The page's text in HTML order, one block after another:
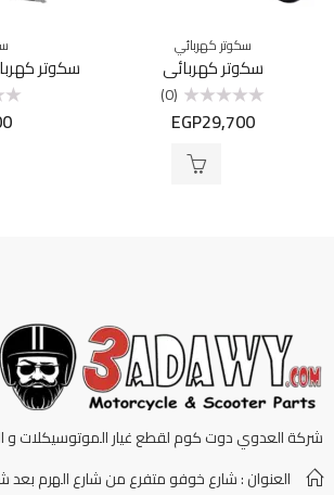
سكوتر كهربائي
سكوتر كهربائي
التقييم
(0)
EGP29,700
شركة العدوي دوت كوم لقطع غيار الموتوسيكلات و
العنوان : شارع خوفو متفرع من شارع الهرم بعد